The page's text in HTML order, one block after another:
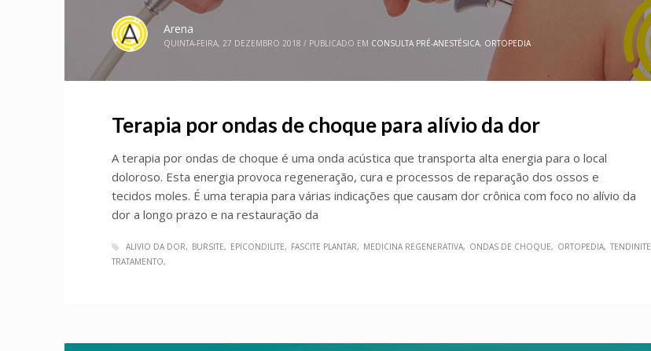
Arena
QUINTA-FEIRA, 27 DEZEMBRO 2018 / PUBLICADO EM CONSULTA PRÉ-ANESTÉSICA, ORTOPEDIA
Terapia por ondas de choque para alívio da dor
A terapia por ondas de choque é uma onda acústica que transporta alta energia para o local
doloroso. Esta energia provoca regeneração, cura e processos de reparação dos ossos e
tecidos moles. É uma terapia para várias indicações que causam dor crônica com foco no alívio da
dor a longo prazo e na restauração da
ALIVIO DA DOR BURSITE EPICONDILITE FASCITE PLANTAR MEDICINA REGENERATIVA ONDAS DE CHOQUE ORTOPEDIA TENDINITE
TRATAMENTO